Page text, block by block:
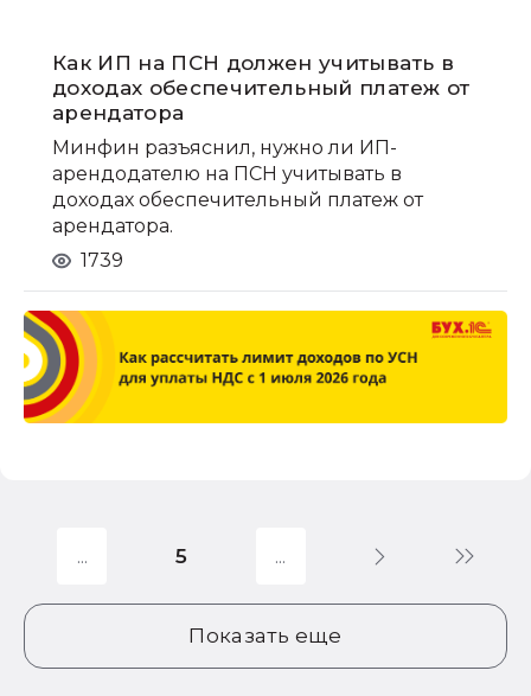
Как ИП на ПСН должен учитывать в
доходах обеспечительный платеж от
арендатора
Минфин разъяснил, нужно ли ИП-
арендодателю на ПСН учитывать в
доходах обеспечительный платеж от
арендатора.
1739
Показать еще
5